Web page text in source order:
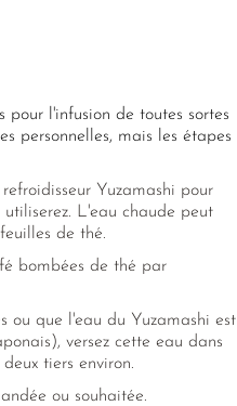
l'infusion de toutes sortes
personnelles, mais les étapes
Yuzamashi pour
L'eau chaude peut
de thé.
bombées de thé par
ou que l'eau du Yuzamashi est
versez cette eau dans
tiers environ.
ou souhaitée.